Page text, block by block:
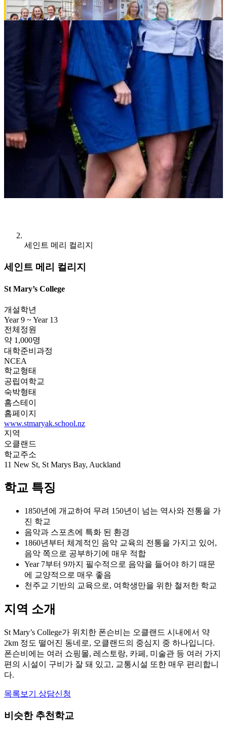
뉴질랜드 NZ School
Year 9 ~ Year 13
전체정원
약 1,000명
대학준비과정
NCEA
학교형태
공립여학교
숙박형태
홈스테이
홈페이지
www.stmaryak.school.nz
지역
오클랜드
학교주소
11 New St, St Marys Bay, Auckland
진 학교
음악과 스포츠에 특화 된 환경
1860년부터 체계적인 음악 교육의 전통을 가지고 있어,
음악 쪽으로 공부하기에 매우 적합
Year 7부터 9까지 필수적으로 음악을 들어야 하기 때문
에 교양적으로 매우 좋음
천주교 기반의 교육으로, 여학생만을 위한 철저한 학교
2km 정도 떨어진 동네로, 오클랜드의 중심지 중 하나입니다.
폰슨비에는 여러 쇼핑몰, 레스토랑, 카페, 미술관 등 여러 가지
편의 시설이 구비가 잘 돼 있고, 교통시설 또한 매우 편리합니
다.